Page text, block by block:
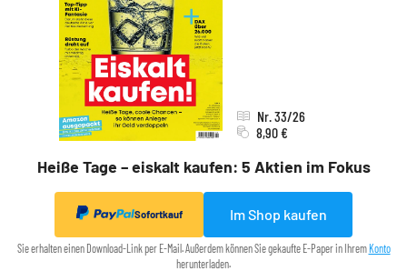
Heiße Tage – eiskalt kaufen: 5 Aktien im Fokus
Nr. 33/26
8,90 €
Sofortkauf Im Shop kaufen
Sie erhalten einen Download-Link per E-Mail. Außerdem können Sie gekaufte E-Paper in IhremKonto
herunterladen.